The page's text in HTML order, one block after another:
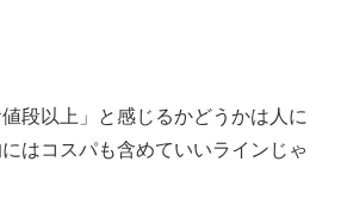
段以上」と感じるかどうかは人に
はコスパも含めていいラインじゃ